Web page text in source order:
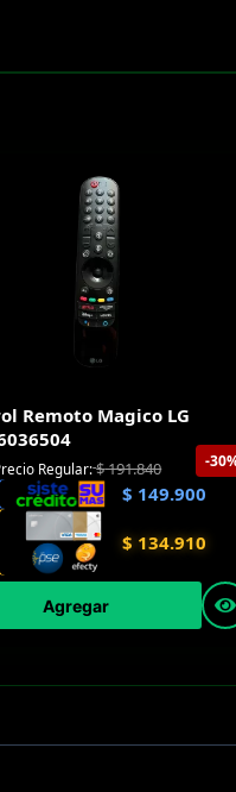
Remoto Magico LG
-
Regular:$191.840
$ 149.900
$ 134.910
Agregar